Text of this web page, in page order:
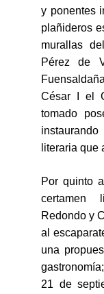
y ponentes
plañideros
murallas
Pérez de
César I el
tomado
literaria que
Por quinto
certamen
Redondo y
al
una
21 de